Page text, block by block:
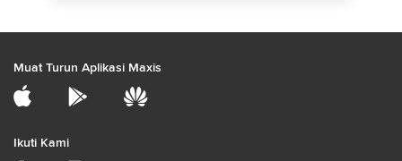
Muat Turun Aplikasi Maxis
Ikuti Kami